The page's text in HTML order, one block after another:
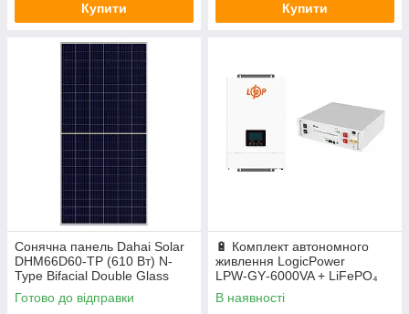
Купити Купити
Сонячна панель Dahai Solar
DHM66D60-TP (610 Вт) N-
Type Bifacial Double Glass
Готово до відправки
🔋 Комплект автономного
живлення LogicPower
LPW‑GY‑6000VA + LiFePO₄
акумулятор Deye SE‑G5.1
Pro‑B
В наявності